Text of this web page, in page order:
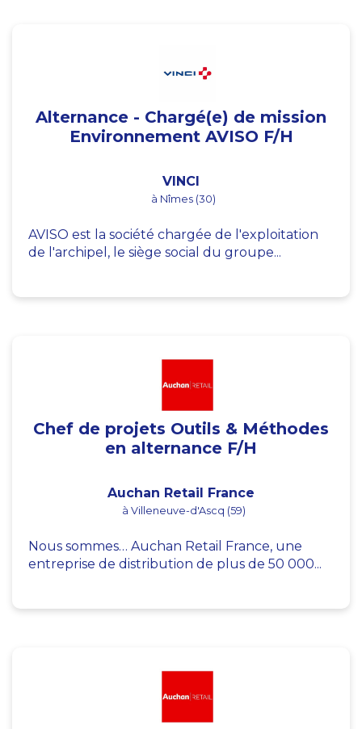
Alternance - Chargé(e) de mission
Environnement AVISO F/H
VINCI
à Nîmes (30)
AVISO est la société chargée de l'exploitation
de l'archipel, le siège social du groupe...
Chef de projets Outils & Méthodes
en alternance F/H
Auchan Retail France
à Villeneuve-d'Ascq (59)
Nous sommes… Auchan Retail France, une
entreprise de distribution de plus de 50 000...